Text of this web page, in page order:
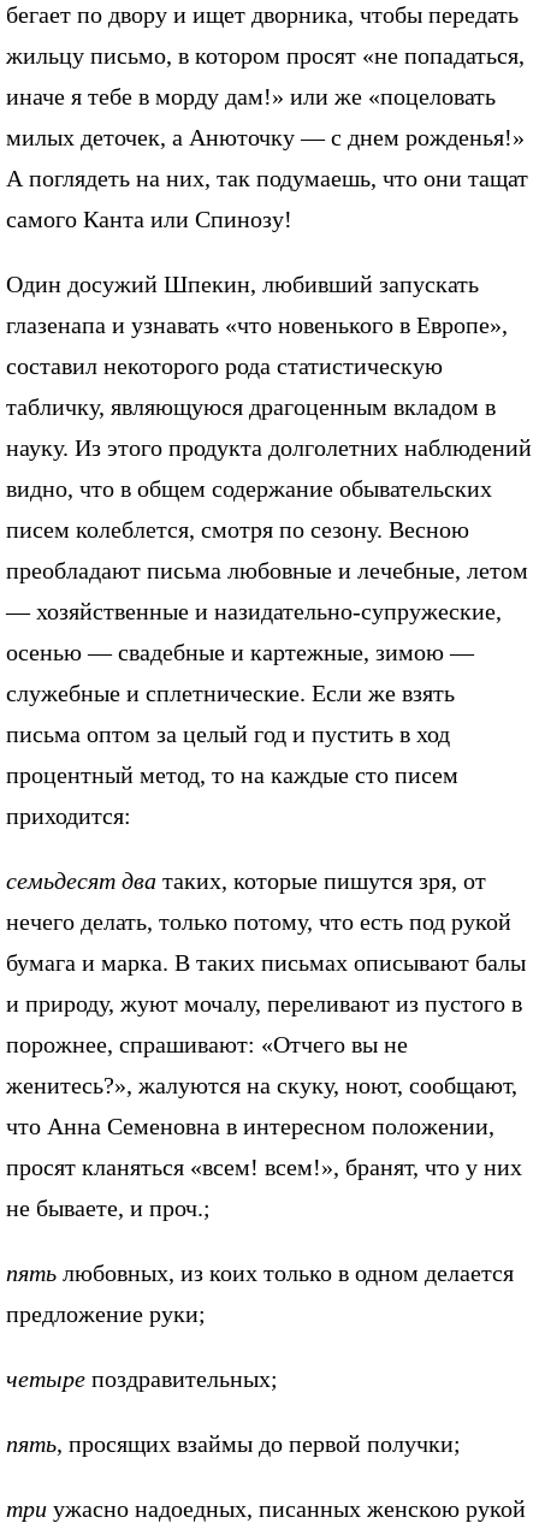
бегает по двору и ищет дворника, чтобы передать
жильцу письмо, в котором просят «не попадаться,
иначе я тебе в морду дам!» или же «поцеловать
милых деточек, а Анюточку — с днем рожденья!»
А поглядеть на них, так подумаешь, что они тащат
самого Канта или Спинозу!
Один досужий Шпекин, любивший запускать
глазенапа и узнавать «что новенького в Европе»,
составил некоторого рода статистическую
табличку, являющуюся драгоценным вкладом в
науку. Из этого продукта долголетних наблюдений
видно, что в общем содержание обывательских
писем колеблется, смотря по сезону. Весною
преобладают письма любовные и лечебные, летом
— хозяйственные и назидательно-супружеские,
осенью — свадебные и картежные, зимою —
служебные и сплетнические. Если же взять
письма оптом за целый год и пустить в ход
процентный метод, то на каждые сто писем
приходится:
семьдесят два таких, которые пишутся зря, от
нечего делать, только потому, что есть под рукой
бумага и марка. В таких письмах описывают балы
и природу, жуют мочалу, переливают из пустого в
порожнее, спрашивают: «Отчего вы не
женитесь?», жалуются на скуку, ноют, сообщают,
что Анна Семеновна в интересном положении,
просят кланяться «всем! всем!», бранят, что у них
не бываете, и проч.;
пять любовных, из коих только в одном делается
предложение руки;
четыре поздравительных;
пять, просящих взаймы до первой получки;
три ужасно надоедных, писанных женскою рукой